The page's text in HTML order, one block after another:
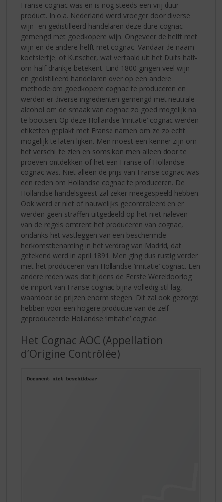
Franse cognac was en is nog steeds een vrij duur
product. In o.a. Nederland werd vroeger door diverse
wijn- en gedistilleerd handelaren deze dure cognac
gemengd met goedkopere wijn. Ongeveer de helft met
wijn en de andere helft met cognac. Vandaar de naam
koetsiertje, of Kutscher, wat vertaald uit het Duits half-
om-half drankje betekent. Eind 1800 gingen veel wijn-
en gedistilleerd handelaren over op een andere
methode om goedkopere cognac te produceren en
werden er diverse ingrediënten gemengd met neutrale
alcohol om de smaak van cognac zo goed mogelijk na
te bootsen. Op deze Hollandse ‘imitatie’ cognac werden
etiketten geplakt met Franse namen om ze zo echt
mogelijk te laten lijken. Men moest een kenner zijn om
het verschil te zien en soms kon men alleen door te
proeven ontdekken of het een Franse of Hollandse
cognac was. Niet alleen de prijs van Franse cognac was
een reden om Hollandse cognac te produceren. De
Hollandse handelsgeest zal zeker meegespeeld hebben.
Ook werd er niet of nauwelijks gecontroleerd en er
werden geen straffen uitgedeeld op het niet naleven
van de regels omtrent het produceren van cognac,
ondanks het vastleggen van een beschermde
herkomstbenaming in het verdrag van Madrid, dat
getekend werd in april 1891. Men ging dus rustig verder
met het produceren van Hollandse ‘imitatie’ cognac. Een
andere reden was dat tijdens de Eerste Wereldoorlog
de import van Franse cognac bijna volledig stil lag,
waardoor de prijzen enorm stegen. Dit zal ook gezorgd
hebben voor een hogere productie van de zelf
geproduceerde Hollandse ‘imitatie’ cognac.
Het Cognac AOC (Appellation
d’Origine Contrôlée)